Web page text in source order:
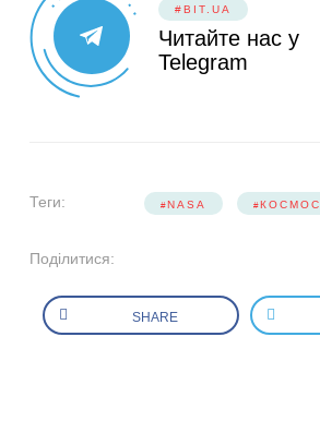
#BIT.UA
Читайте нас у
Telegram
Теги: NASA КОСМОС
Поділитися:
SHARE